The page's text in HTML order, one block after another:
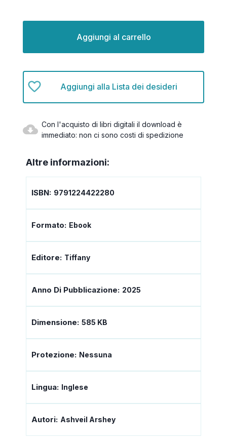
Aggiungi alla Lista dei desideri
Con l'acquisto di libri digitali il download è
immediato: non ci sono costi di spedizione
Altre informazioni:
ISBN: 9791224422280
Formato: Ebook
Editore: Tiffany
Anno Di Pubblicazione: 2025
Dimensione: 585 KB
Protezione: Nessuna
Lingua: Inglese
Autori: Ashveil Arshey